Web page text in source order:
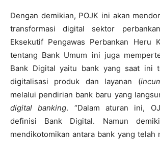
Dengan demikian, POJK ini akan
transformasi digital sektor
Eksekutif Pengawas Perbankan Heru
tentang Bank Umum ini juga
Bank Digital yaitu bank yang saat ini
digitalisasi produk dan layanan (
melalui pendirian bank baru yang
digital banking. “Dalam aturan ini,
definisi Bank Digital. Namun
mendikotomikan antara bank yang telah